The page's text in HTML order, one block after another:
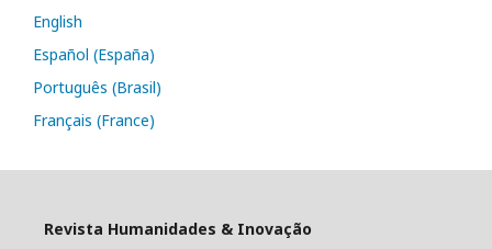
English
Español (España)
Português (Brasil)
Français (France)
Revista Humanidades & Inovação